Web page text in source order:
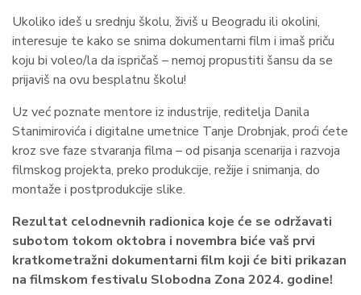
Ukoliko ideš u srednju školu, živiš u Beogradu ili okolini,
interesuje te kako se snima dokumentarni film i imaš priču
koju bi voleo/la da ispričaš – nemoj propustiti šansu da se
prijaviš na ovu besplatnu školu!
Uz već poznate mentore iz industrije, reditelja Danila
Stanimirovića i digitalne umetnice Tanje Drobnjak, proći ćete
kroz sve faze stvaranja filma – od pisanja scenarija i razvoja
filmskog projekta, preko produkcije, režije i snimanja, do
montaže i postprodukcije slike.
Rezultat celodnevnih radionica koje će se održavati
subotom tokom oktobra i novembra biće vaš prvi
kratkometražni dokumentarni film koji će biti prikazan
na filmskom festivalu Slobodna Zona 2024. godine!